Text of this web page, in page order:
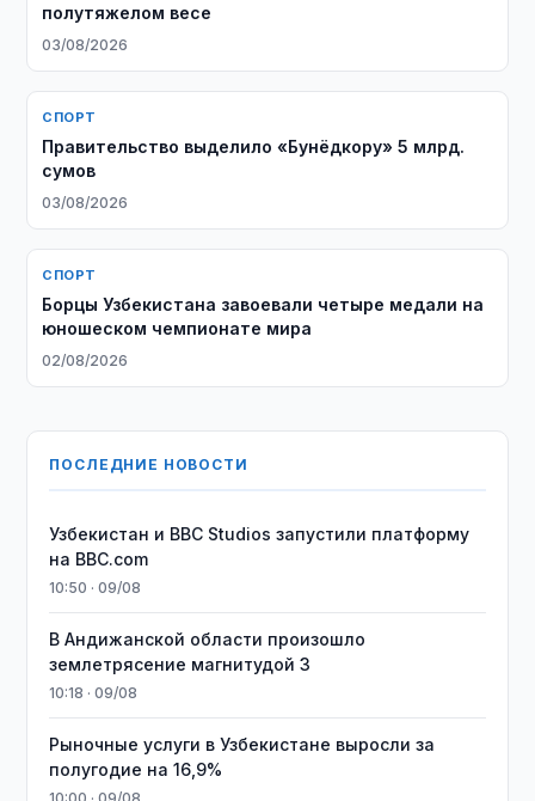
полутяжелом весе
03/08/2026
СПОРТ
Правительство выделило «Бунёдкору» 5 млрд.
сумов
03/08/2026
СПОРТ
Борцы Узбекистана завоевали четыре медали на
юношеском чемпионате мира
02/08/2026
ПОСЛЕДНИЕ НОВОСТИ
Узбекистан и BBC Studios запустили платформу
на BBC.com
10:50 · 09/08
В Андижанской области произошло
землетрясение магнитудой 3
10:18 · 09/08
Рыночные услуги в Узбекистане выросли за
полугодие на 16,9%